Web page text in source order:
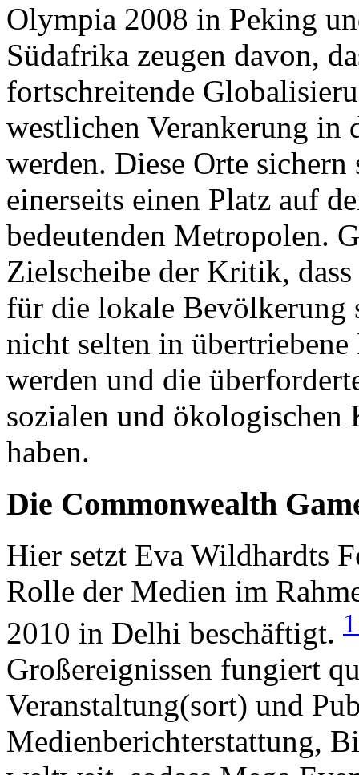
Olympia 2008 in Peking
Südafrika zeugen davon,
fortschreitende
westlichen Verankerung in
werden. Diese Orte
einerseits einen Platz auf
bedeutenden Metropolen.
Zielscheibe der Kritik,
für die lokale Bevölkerung
nicht selten in
werden und die
sozialen und ökologischen
haben.
Die Commonwealth
Hier setzt Eva Wildhardts
Rolle der Medien im
2010 in Delhi beschäftigt.
Großereignissen fungiert
Veranstaltung(sort) und
Medienberichterstattung,